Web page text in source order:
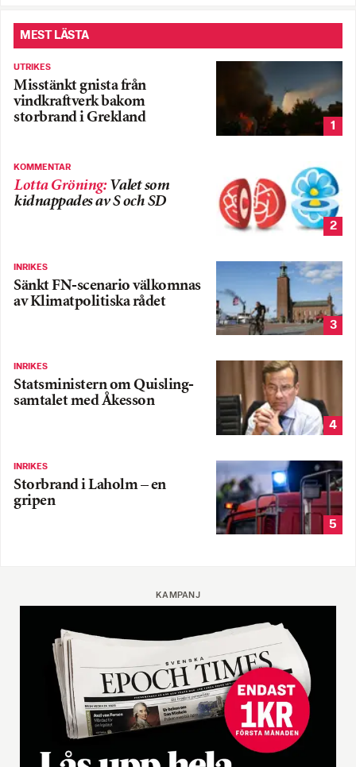
MEST LÄSTA
UTRIKES
Misstänkt gnista från
vindkraftverk bakom
storbrand i Grekland
1
KOMMENTAR
Lotta Gröning: Valet som
kidnappades av S och SD
2
INRIKES
Sänkt FN-scenario välkomnas
av Klimatpolitiska rådet
3
INRIKES
Statsministern om Quisling-
samtalet med Åkesson
4
INRIKES
Storbrand i Laholm – en
gripen
5
KAMPANJ